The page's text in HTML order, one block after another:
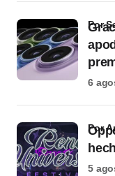
por
6
por
5